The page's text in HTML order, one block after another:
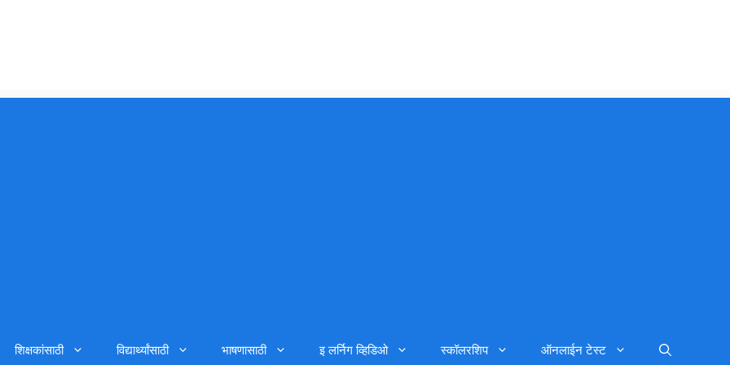
शिक्षकांसाठी विद्यार्थ्यांसाठी भाषणासाठी इ लर्निग व्हिडिओ स्कॉलरशिप ऑनलाईन टेस्ट